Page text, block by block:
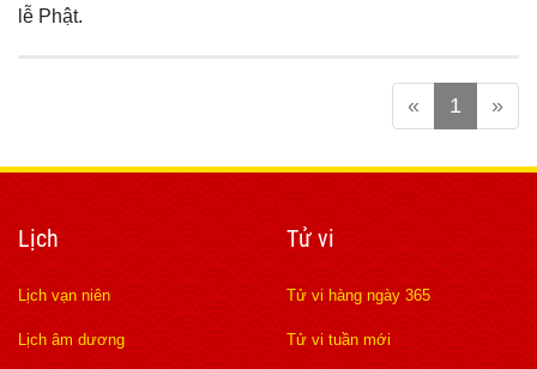
lễ Phật.
« 1 »
Lịch
Lịch vạn niên
Lịch âm dương
Tử vi
Tử vi hàng ngày 365
Tử vi tuần mới